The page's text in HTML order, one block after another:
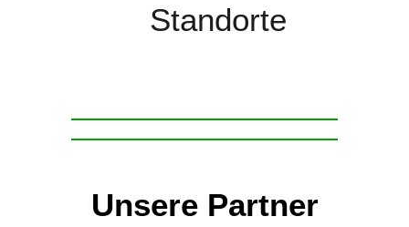
Standorte
Unsere Partner